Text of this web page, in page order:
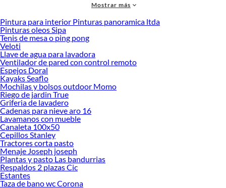
accesorios de calidad que te ayudarán a crear un espacio más tú.
Desde remodelaciones hasta proyectos de decoración, estamos aquí para hacer
tus ideas realidad. ¡Visítanos y encuentra todo lo que tenemos para ofrecerte en
Mallas!
Explora la variedad de productos de Mallas en Sodimac
Herramientas, materiales y accesorios de calidad para tus proyectos y
renovación de espacios. ¡Visítanos y descubre todo lo que tenemos para
ofrecerte!
Encuentra una amplia variedad de productos de Mallas en Sodimac. Encuentra
todo lo necesario para tus proyectos de renovación y decoración. ¡Visítanos y
haz tus ideas realidad!
Mostrar más
Pintura para interior Pinturas panoramica ltda
Pinturas oleos Sipa
Tenis de mesa o ping pong
Veloti
Llave de agua para lavadora
Ventilador de pared con control remoto
Espejos Doral
Kayaks Seaflo
Mochilas y bolsos outdoor Momo
Riego de jardin True
Griferia de lavadero
Cadenas para nieve aro 16
Lavamanos con mueble
Canaleta 100x50
Cepillos Stanley
Tractores corta pasto
Menaje Joseph joseph
Plantas y pasto Las bandurrias
Respaldos 2 plazas Cic
Estantes
Taza de bano wc Corona